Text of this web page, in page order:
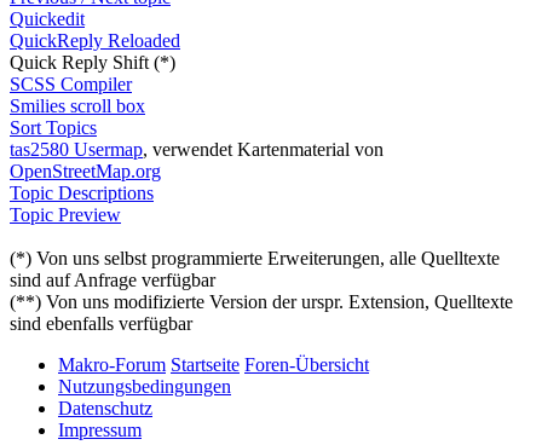
Quickedit
QuickReply Reloaded
Quick Reply Shift (*)
SCSS Compiler
Smilies scroll box
Sort Topics
tas2580 Usermap, verwendet Kartenmaterial von
OpenStreetMap.org
Topic Descriptions
Topic Preview
(*) Von uns selbst programmierte Erweiterungen, alle Quelltexte
sind auf Anfrage verfügbar
(**) Von uns modifizierte Version der urspr. Extension, Quelltexte
sind ebenfalls verfügbar
Makro-Forum Startseite Foren-Übersicht
Nutzungsbedingungen
Datenschutz
Impressum